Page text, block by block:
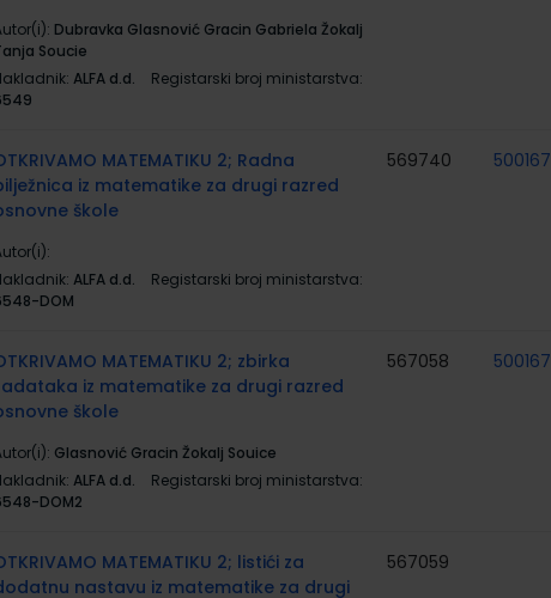
Dubravka Glasnović Gracin Gabriela Žokalj
Soucie
ALFA d.d.
Registarski broj ministarstva:
MATEMATIKU 2; Radna
iz matematike za drugi razred
škole
ALFA d.d.
Registarski broj ministarstva:
DOM
569740 500167
MATEMATIKU 2; zbirka
iz matematike za drugi razred
škole
Glasnović Gracin Žokalj Souice
ALFA d.d.
Registarski broj ministarstva:
DOM2
567058 500167
MATEMATIKU 2; listići za
nastavu iz matematike za drugi
567059